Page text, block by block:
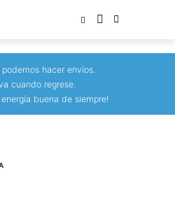
hacer envíos.
cuando regrese.
buena de siempre!